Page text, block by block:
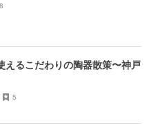
えるこだわりの陶器散策〜神戸
5